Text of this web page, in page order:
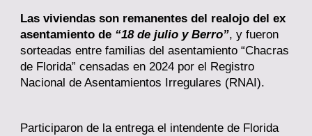
Las viviendas son remanentes del realojo del ex
asentamiento de “18 de julio y Berro”, y fueron
sorteadas entre familias del asentamiento “Chacras
de Florida” censadas en 2024 por el Registro
Nacional de Asentamientos Irregulares (RNAI).
Participaron de la entrega el intendente de Florida